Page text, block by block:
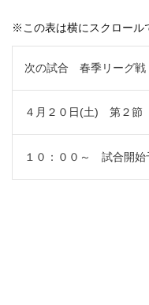
※この表は横にスクロール
次の試合 春季リーグ戦
４月２０日(土) 第２
１０：００～ 試合開